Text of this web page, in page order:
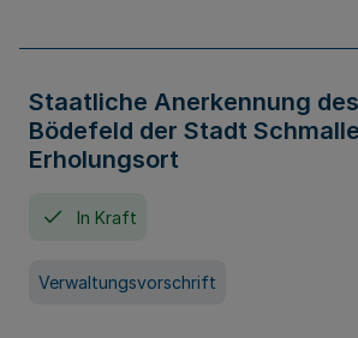
Staatliche Anerkennung
Bödefeld der Stadt
Erholungsort
In Kraft
Verwaltungsvorschrift